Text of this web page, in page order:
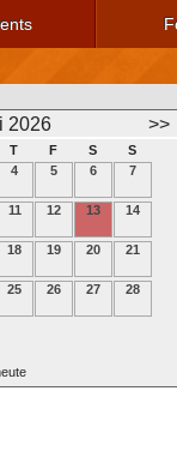
2026 >>
T F S
S
4 5 6 7
11 12 13 14
18 19 20 21
25 26 27 28